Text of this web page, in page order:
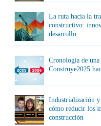
La ruta hacia la
constructivo:
desarrollo
Cronología de
Construye2025
Industrialización y
cómo reducir los
construcción